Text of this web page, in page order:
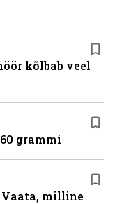
kõlbab veel
grammi
milline